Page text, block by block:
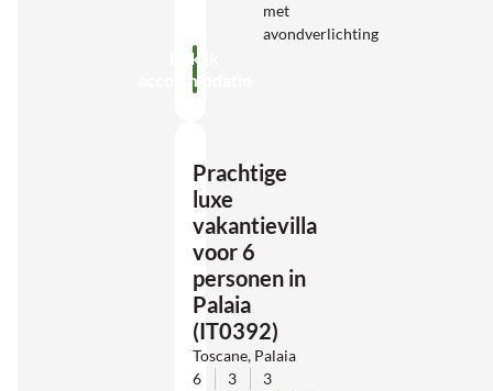
met
avondverlichting
Bekijk
accommodatie
Prachtige
luxe
vakantievilla
voor 6
personen in
Palaia
(IT0392)
Toscane, Palaia
6
3
3